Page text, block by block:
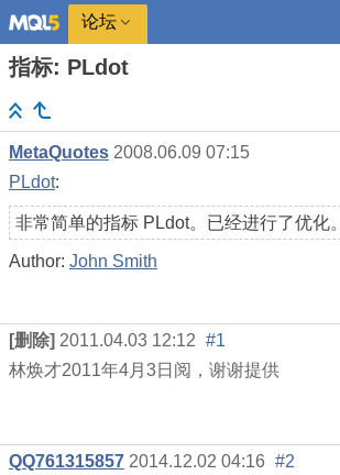
论坛
指标: PLdot
MetaQuotes 2008.06.09 07:15
PLdot:
非常简单的指标 PLdot。已经进行了优化。
Author: John Smith
[删除] 2011.04.03 12:12 #1
林焕才2011年4月 3日阅，谢谢提供
QQ761315857 2014.12.02 04:16 #2